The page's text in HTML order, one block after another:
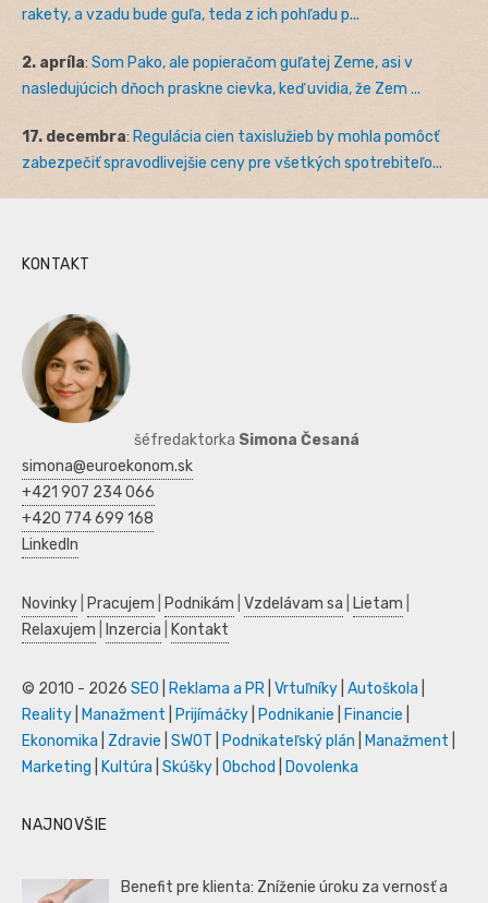
rakety, a vzadu bude guľa, teda z ich pohľadu p...
2. apríla: Som Pako, ale popieračom guľatej Zeme, asi v
nasledujúcich dňoch praskne cievka, keď uvidia, že Zem ...
17. decembra: Regulácia cien taxislužieb by mohla pomôcť
zabezpečiť spravodlivejšie ceny pre všetkých spotrebiteľo...
KONTAKT
šéfredaktorka Simona Česaná
simona@euroekonom.sk
+421 907 234 066
+420 774 699 168
LinkedIn
Novinky Pracujem Podnikám Vzdelávam sa Lietam
Relaxujem
Inzercia Kontakt
© 2010 - 2026 SEO Reklama a PR Vrtuľníky Autoškola
Reality
Manažment Prijímáčky Podnikanie Financie
Ekonomika
Zdravie SWOT Podnikateľský plán Manažment
Marketing
Kultúra Skúšky Obchod Dovolenka
NAJNOVŠIE
Benefit pre klienta: Zníženie úroku za vernosť a